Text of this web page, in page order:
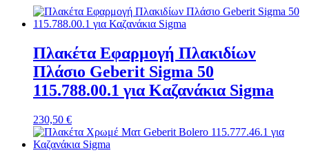
Πλακέτα Εφαρμογή Πλακιδίων
Πλάσιο Geberit Sigma 50
115.788.00.1 για Καζανάκια Sigma
230,50 €